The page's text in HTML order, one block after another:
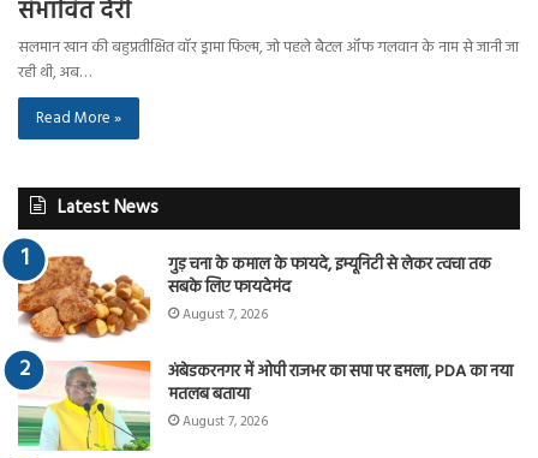
संभावित देरी
सलमान खान की बहुप्रतीक्षित वॉर ड्रामा फिल्म, जो पहले बैटल ऑफ गलवान के नाम से जानी जा
रही थी, अब…
Read More »
Latest News
गुड़ चना के कमाल के फायदे, इम्यूनिटी से लेकर त्वचा तक
सबके लिए फायदेमंद
August 7, 2026
अंबेडकरनगर में ओपी राजभर का सपा पर हमला, PDA का नया
मतलब बताया
August 7, 2026